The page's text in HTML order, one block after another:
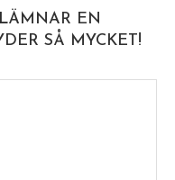
EN
SÅ MYCKET!